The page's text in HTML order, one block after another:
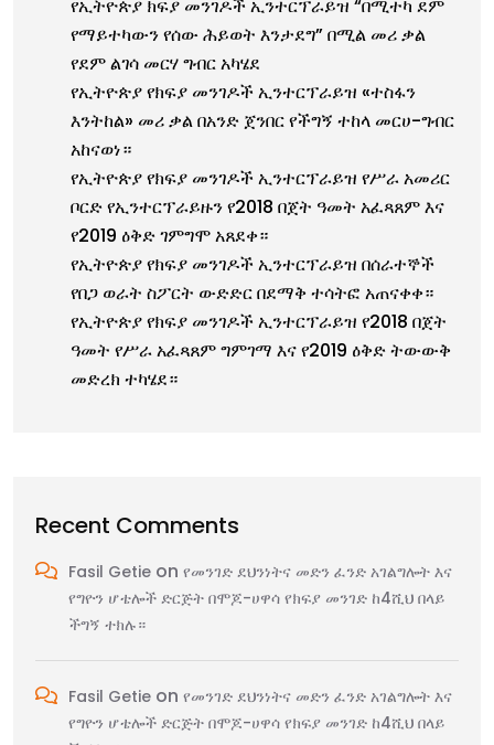
የኢትዮጵያ ክፍያ መንገዶች ኢንተርፕራይዝ “በሚተካ ደም
የማይተካውን የሰው ሕይወት እንታደግ” በሚል መሪ ቃል
የደም ልገሳ መርሃ ግብር አካሄደ
የኢትዮጵያ የክፍያ መንገዶች ኢንተርፕራይዝ «ተስፋን
እንትከል» መሪ ቃል በአንድ ጀንበር የችግኝ ተከላ መርሀ-ግብር
አከናወነ።
የኢትዮጵያ የክፍያ መንገዶች ኢንተርፕራይዝ የሥራ አመሪር
ቦርድ የኢንተርፕራይዙን የ2018 በጀት ዓመት አፈጻጸም እና
የ2019 ዕቅድ ገምግሞ አጸደቀ።
የኢትዮጵያ የክፍያ መንገዶች ኢንተርፕራይዝ በሰራተኞች
የበጋ ወራት ስፖርት ውድድር በደማቅ ተሳትፎ አጠናቀቀ።
የኢትዮጵያ የክፍያ መንገዶች ኢንተርፕራይዝ የ2018 በጀት
ዓመት የሥራ አፈጻጸም ግምገማ እና የ2019 ዕቅድ ትውውቅ
መድረክ ተካሄደ።
Recent Comments
Fasil Getie on የመንገድ ደህንነትና መድን ፈንድ አገልግሎት እና
የግዮን ሆቴሎች ድርጅት በሞጆ-ሀዋሳ የክፍያ መንገድ ከ4ሺህ በላይ
ችግኝ ተክሉ።
Fasil Getie on የመንገድ ደህንነትና መድን ፈንድ አገልግሎት እና
የግዮን ሆቴሎች ድርጅት በሞጆ-ሀዋሳ የክፍያ መንገድ ከ4ሺህ በላይ